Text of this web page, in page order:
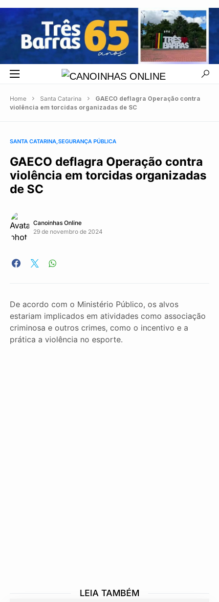
Home Santa Catarina
GAECO deflagra Operação contra
violência em torcidas organizadas de SC
SANTA CATARINA SEGURANÇA PÚBLICA
GAECO deflagra Operação contra
violência em torcidas organizadas
de SC
Canoinhas Online
29 de novembro de 2024
De acordo com o Ministério Público, os alvos
estariam implicados em atividades como associação
criminosa e outros crimes, como o incentivo e a
prática a violência no esporte.
LEIA TAMBÉM